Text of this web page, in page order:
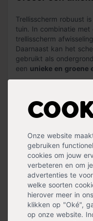
Onze website
gebruiken
cookies om jouw
verbeteren en om
advertenties te
welke soorten
hierover meer in ons
klikken op "Oké",
op onze website.
Trellisscherm robuust
tuin. In combinatie met
trellisscherm
Daarnaast kan het
gebruikt als
een unieke en groene
Dit trellisscherm is
4 cm breed. De
van 15x15 cm. Het
eenvoudig op maat te
scherm in
horizontaal als
Een
Je kunt het scherm